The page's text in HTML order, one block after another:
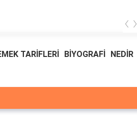
‹ ›
TARİFLERİ BİYOGRAFİ NEDİR